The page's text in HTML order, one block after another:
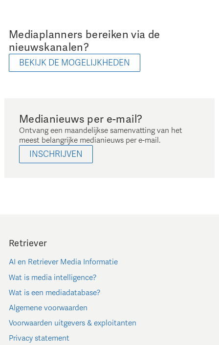
Mediaplanners bereiken via de
nieuwskanalen?
BEKIJK DE MOGELIJKHEDEN
Medianieuws per e-mail?
Ontvang een maandelijkse samenvatting van het
meest belangrijke medianieuws per e-mail.
INSCHRIJVEN
Retriever
AI en Retriever Media Informatie
Wat is media intelligence?
Wat is een mediadatabase?
Algemene voorwaarden
Voorwaarden uitgevers & exploitanten
Privacy statement